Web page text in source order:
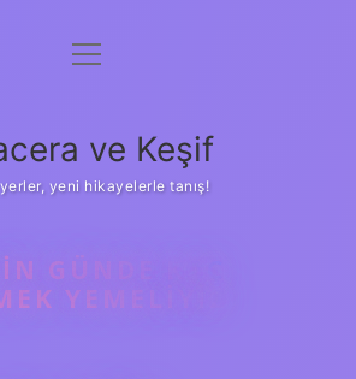
Anasayfa
Yasal Uyarı
menüyü
ve Keşif
yeni hikayelerle tanış!
GÜNDE KAÇ
YEMELIYIZ